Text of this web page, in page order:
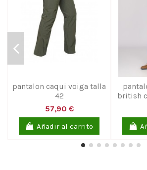
pantalon caqui voiga talla
42
57,90 €
Añadir al carrito
british